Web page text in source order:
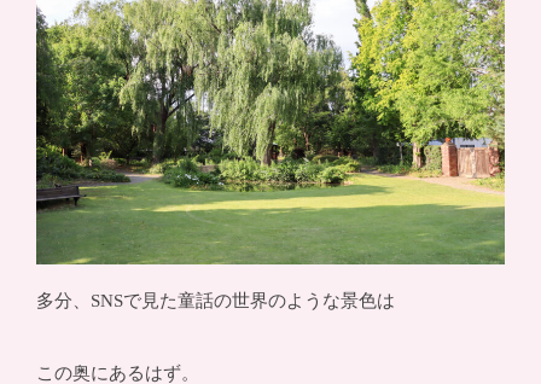
多分、SNSで見た童話の世界のような景色は
この奥にあるはず。